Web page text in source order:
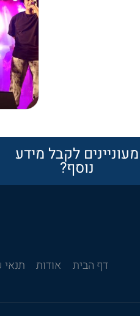
מעוניינים לקבל מידע
נוסף?
דף הבית אודות